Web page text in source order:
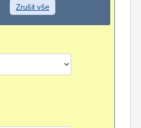
Zrušit vše